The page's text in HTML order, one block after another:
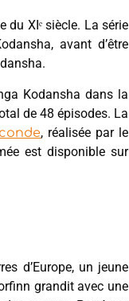
du XIᵉ siècle. La série
avant d’être
Kodansha dans la
de 48 épisodes. La
, réalisée par le
est disponible sur
d’Europe, un jeune
grandit avec une